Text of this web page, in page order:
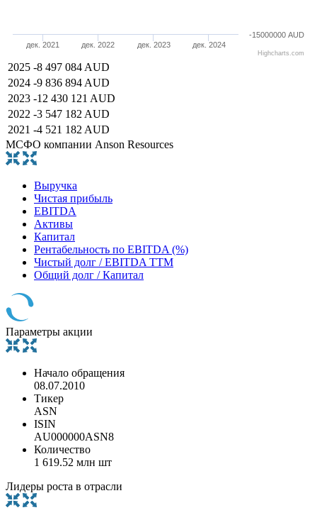
дек. 2021 дек. 2022 дек. 2023 дек. 2024
-15000000 AUD
Highcharts.com
2025 -8 497 084 AUD
2024 -9 836 894 AUD
2023 -12 430 121 AUD
2022 -3 547 182 AUD
2021 -4 521 182 AUD
МСФО компании Anson Resources
Выручка
Чистая прибыль
EBITDA
Активы
Капитал
Рентабельность по EBITDA (%)
Чистый долг / EBITDA TTM
Общий долг / Капитал
Параметры акции
Начало обращения
08.07.2010
Тикер
ASN
ISIN
AU000000ASN8
Количество
1 619.52 млн шт
Лидеры роста в отрасли